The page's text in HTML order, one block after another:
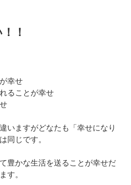
！
幸せ
ることが幸せ
いますがどなたも「幸せになり
同じです。
豊かな生活を送ることが幸せだ
す。